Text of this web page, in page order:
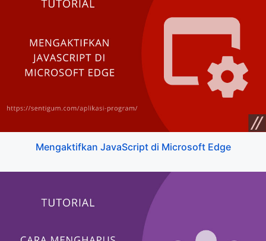
Mengaktifkan JavaScript di Microsoft Edge